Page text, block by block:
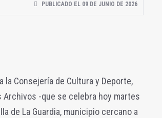
PUBLICADO EL 09 DE JUNIO DE 2026
Consejería de Cultura y Deporte,
Archivos -que se celebra hoy martes
de La Guardia, municipio cercano a